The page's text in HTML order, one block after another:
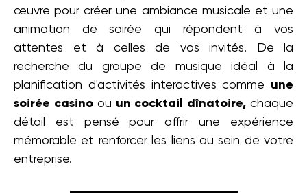
œuvre pour créer une ambiance musicale et une
animation de soirée qui répondent à vos
attentes et à celles de vos invités. De la
recherche du groupe de musique idéal à la
planification d'activités interactives comme une
soirée casinoou un cocktail dînatoire, chaque
détail est pensé pour offrir une expérience
mémorable et renforcer les liens au sein de votre
entreprise.